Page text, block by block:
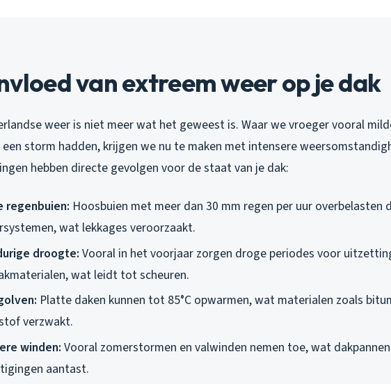
van extreem weer op je dak
weer is niet meer wat het geweest is. Waar we vroeger vooral
storm hadden, krijgen we nu te maken met intensere
hebben directe gevolgen voor de staat van je dak:
regenbuien: Hoosbuien met meer dan 30 mm regen per uur overbelasten
wat lekkages veroorzaakt.
droogte: Vooral in het voorjaar zorgen droge periodes voor
wat leidt tot scheuren.
Platte daken kunnen tot 85°C opwarmen, wat materialen zoals
verzwakt.
winden:Vooral zomerstormen en valwinden nemen toe, wat
aantast.